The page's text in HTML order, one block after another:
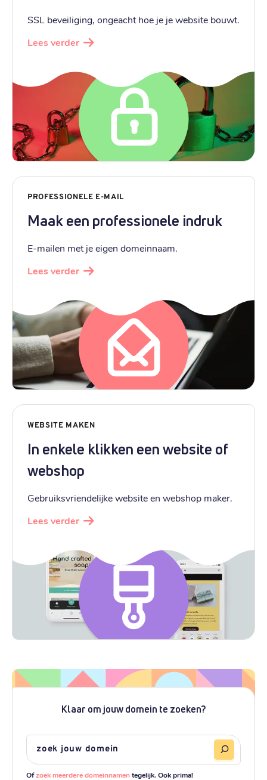
SSL beveiliging, ongeacht hoe je je website bouwt.
Lees verder
PROFESSIONELE E-MAIL
Maak een professionele indruk
E-mailen met je eigen domeinnaam.
Lees verder
WEBSITE MAKEN
In enkele klikken een website of
webshop
Gebruiksvriendelijke website en webshop maker.
Lees verder
Klaar om jouw domein te zoeken?
Ofzoek meerdere domeinnamentegelijk. Ook prima!